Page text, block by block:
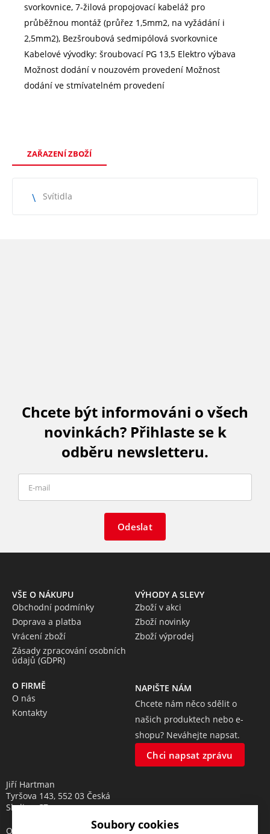
svorkovnice, 7-žilová propojovací kabeláž pro
průběžnou montáž (průřez 1,5mm2, na vyžádání i
2,5mm2), Bezšroubová sedmipólová svorkovnice
Kabelové vývodky: šroubovací PG 13,5 Elektro výbava
Možnost dodání v nouzovém provedení Možnost
dodání ve stmívatelném provedení
ZAŘAZENÍ ZBOŽÍ
Svítidla
Chcete být informováni o všech
novinkách? Přihlaste se k
odběru newsletteru.
Odeslat
VŠE O NÁKUPU
Obchodní podmínky
Doprava a platba
Vrácení zboží
Zásady zpracování osobních
údajů (GDPR)
VÝHODY A SLEVY
Zboží v akci
Zboží novinky
Zboží výprodej
O FIRMĚ
O nás
Kontakty
NAPIŠTE NÁM
Chcete nám něco sdělit o
našich produktech nebo e-
shopu? Neváhejte napsat.
Chci napsat zprávu
Jiří Hartman
Tyršova 143, 552 03 Česká
Skalice, CZ
Obchodní rejstřík vedený uSoubory cookies